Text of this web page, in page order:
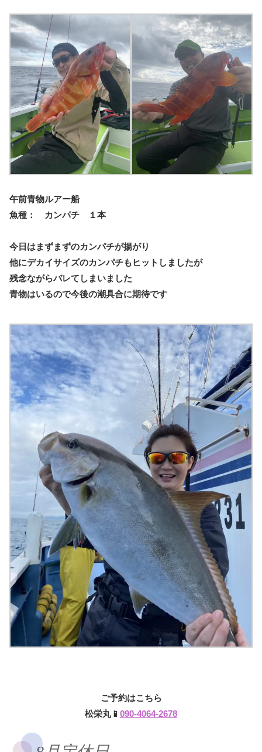
午前青物ルアー船
魚種： カンパチ １本
今日はまずまずのカンパチが揚がり
他にデカイサイズのカンパチもヒットしましたが
残念ながらバレてしまいました
青物はいるので今後の潮具合に期待です
ご予約はこちら
松栄丸📱 090-4064-2678